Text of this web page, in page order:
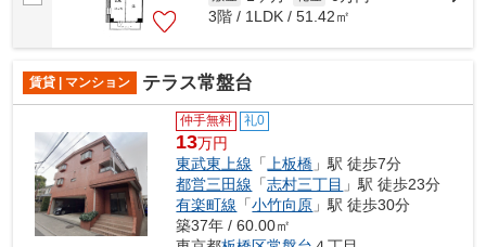
3階 / 1LDK / 51.42㎡
賃貸 | マンション テラス常盤台
仲手無料 礼0
13万円
東武東上線 「 上板橋 」駅 徒歩7分
都営三田線 「志村三丁目 」駅 徒歩23分
有楽町線 「小竹向原 」駅 徒歩30分
築37年 / 60.00㎡